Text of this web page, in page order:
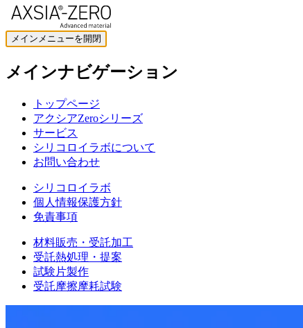
メインメニューを開閉
メインナビゲーション
トップページ
アクシアZeroシリーズ
サービス
シリコロイラボについて
お問い合わせ
シリコロイラボ
個人情報保護方針
免責事項
材料販売・受託加工
受託熱処理・提案
試験片製作
受託摩擦摩耗試験